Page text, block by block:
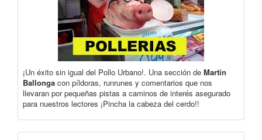
¡Un éxito sin igual del Pollo Urbano!. Una sección de Martín
Ballonga con píldoras, runrunes y comentarios que nos
llevaran por pequeñas pistas a caminos de interés asegurado
para nuestros lectores ¡Pincha la cabeza del cerdo!!